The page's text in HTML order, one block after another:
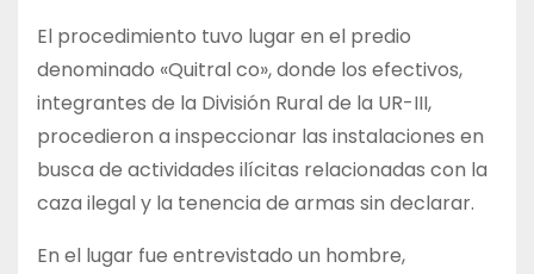
El procedimiento tuvo lugar en el predio
denominado «Quitral co», donde los efectivos,
integrantes de la División Rural de la UR-III,
procedieron a inspeccionar las instalaciones en
busca de actividades ilícitas relacionadas con la
caza ilegal y la tenencia de armas sin declarar.
En el lugar fue entrevistado un hombre,